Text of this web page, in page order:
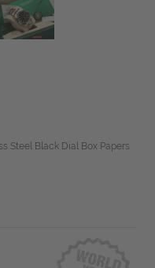
Steel Black Dial Box Papers